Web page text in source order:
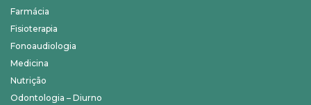
Farmácia
Fisioterapia
Fonoaudiologia
Medicina
Nutrição
Odontologia – Diurno